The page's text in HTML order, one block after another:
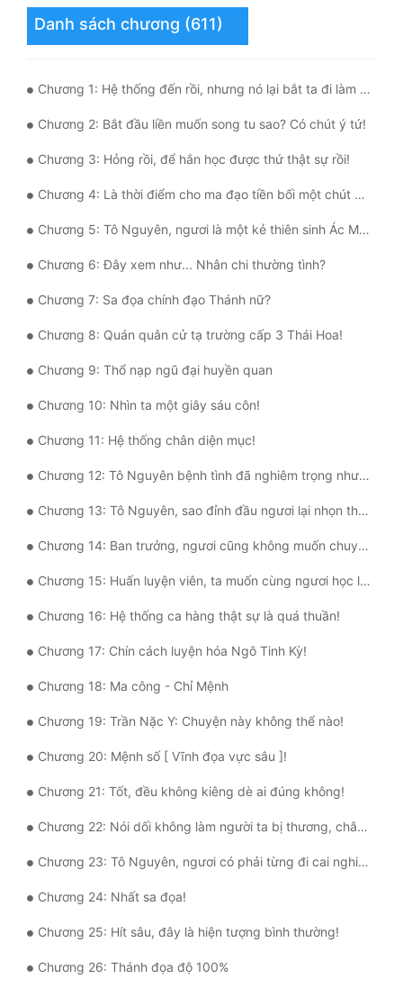
Tu Chân
Tội Phạm
Vô Địch
Võ Hiệp
Võng Du
Xuyên Không
Xuyên Nhanh
Xuyên Sách
Xuyên Thư
Đông Phương
Cẩu Đạo Trường Sinh
Tính Cách Nhân Vật :
Cơ Trí
Danh sách chương (611)
Chương 1: Hệ thống đến rồi, nhưng nó lại bắt ta đi làm thiên hạ loạn lạc
Chương 2: Bắt đầu liền muốn song tu sao? Có chút ý tứ!
Chương 3: Hỏng rồi, để hắn học được thứ thật sự rồi!
Chương 4: Là thời điểm cho ma đạo tiền bối một chút nho nhỏ rung động
Chương 5: Tô Nguyên, ngươi là một kẻ thiên sinh Ác Ma...
Chương 6: Đây xem như... Nhân chi thường tình?
Chương 7: Sa đọa chính đạo Thánh nữ?
Chương 8: Quán quân cử tạ trường cấp 3 Thái Hoa!
Chương 9: Thổ nạp ngũ đại huyền quan
Chương 10: Nhìn ta một giây sáu côn!
Chương 11: Hệ thống chân diện mục!
Chương 12: Tô Nguyên bệnh tình đã nghiêm trọng như thế sao?
Chương 13: Tô Nguyên, sao đỉnh đầu ngươi lại nhọn thế kia?
Chương 14: Ban trưởng, ngươi cũng không muốn chuyện này bị người trong trường biết đi...
Chương 15: Huấn luyện viên, ta muốn cùng ngươi học làm công!
Chương 16: Hệ thống ca hàng thật sự là quá thuần!
Chương 17: Chín cách luyện hóa Ngô Tinh Kỳ!
Chương 18: Ma công - Chỉ Mệnh
Chương 19: Trần Nặc Y: Chuyện này không thể nào!
Chương 20: Mệnh số [ Vĩnh đọa vực sâu ]!
Chương 21: Tốt, đều không kiêng dè ai đúng không!
Chương 22: Nói dối không làm người ta bị thương, chân tướng mới là lưỡi đao sắc bén!
Chương 23: Tô Nguyên, ngươi có phải từng đi cai nghiện rồi không?
Chương 24: Nhất sa đọa!
Chương 25: Hít sâu, đây là hiện tượng bình thường!
Chương 26: Thánh đọa độ 100%